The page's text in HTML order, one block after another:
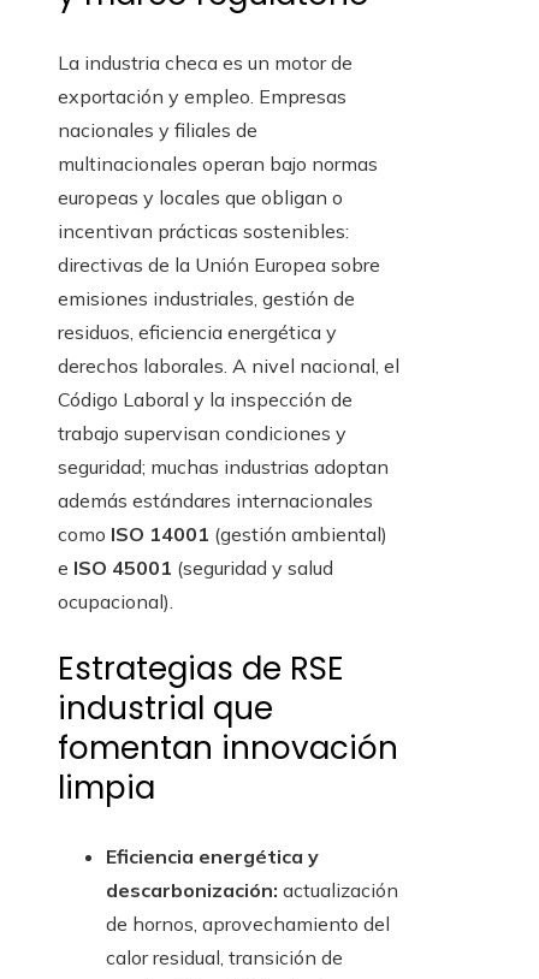
La industria checa es un motor de
exportación y empleo. Empresas
nacionales y filiales de
multinacionales operan bajo normas
europeas y locales que obligan o
incentivan prácticas sostenibles:
directivas de la Unión Europea sobre
emisiones industriales, gestión de
residuos, eficiencia energética y
derechos laborales. A nivel nacional, el
Código Laboral y la inspección de
trabajo supervisan condiciones y
seguridad; muchas industrias adoptan
además estándares internacionales
como ISO 14001 (gestión ambiental)
e ISO 45001 (seguridad y salud
ocupacional).
Estrategias de RSE
industrial que
fomentan innovación
limpia
Eficiencia energética y
descarbonización: actualización
de hornos, aprovechamiento del
calor residual, transición de